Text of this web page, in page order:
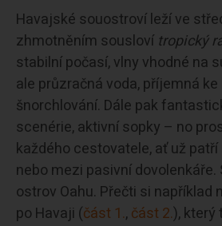
Havajské souostroví leží ve
zhmotněním sousloví tropický
stabilní počasí, vlny vhodné na
ale průzračná voda, příjemná
šnorchlování. Dále pak
scenérie, aktivní sopky – no
každého cestovatele, ať už
nebo mezi pasivní dovolenkáře.
ostrov Oahu. Přečti si například
po Havaji (část 1., část 2.), který